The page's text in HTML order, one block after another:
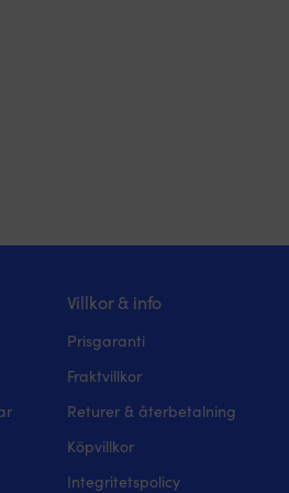
Villkor & info
Prisgaranti
Fraktvillkor
Returer & återbetalning
Köpvillkor
Integritetspolicy